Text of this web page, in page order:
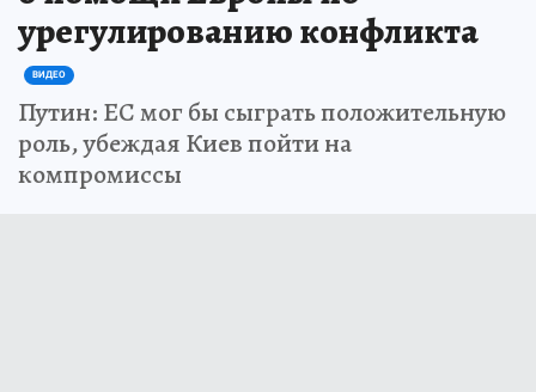
урегулированию конфликта
ВИДЕО
Путин: ЕС мог бы сыграть положительную
роль, убеждая Киев пойти на
компромиссы